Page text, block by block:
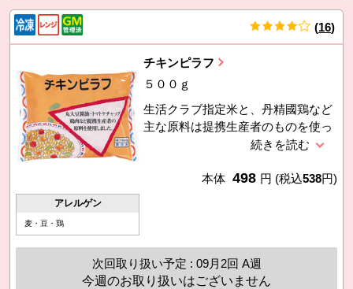
(16)
アレルゲン
麦・豆・鶏
チキンピラフ
５００ｇ
生活クラブ指定米と、丹精國鶏など
主な原料は提携生産者のものを使っ
本体 498 円 (税込538円)
次回取り扱い予定 : 09月2回 A週
今週のお取り扱いはございません